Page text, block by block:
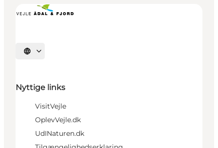
Vælg sprog
Nyttige links
VisitVejle
OplevVejle.dk
UdINaturen.dk